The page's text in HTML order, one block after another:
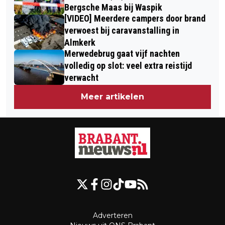
Bergsche Maas bij Waspik
[VIDEO] Meerdere campers door brand
verwoest bij caravanstalling in
Almkerk
Merwedebrug gaat vijf nachten
volledig op slot: veel extra reistijd
verwacht
Meer artikelen
Adverteren